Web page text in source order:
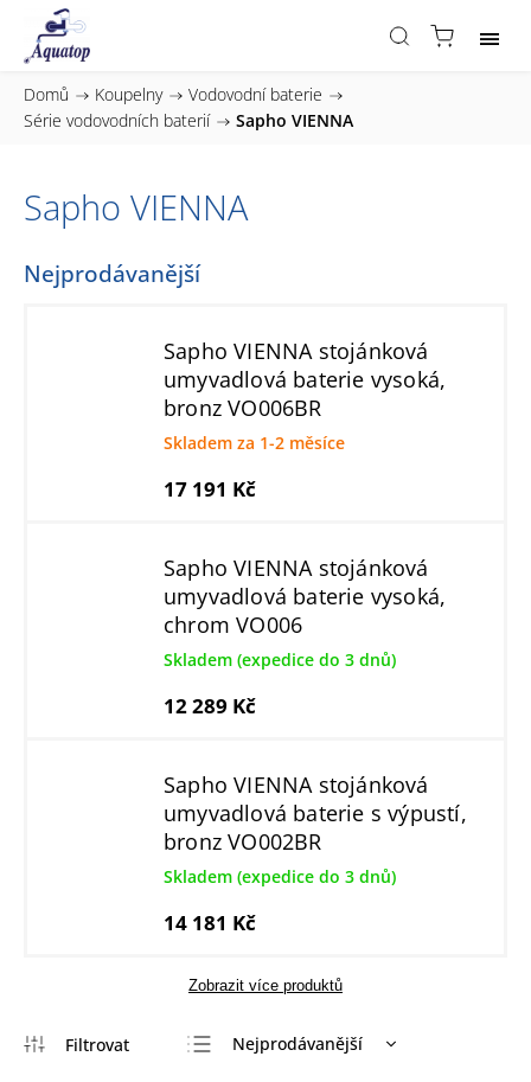
Domů / Koupelny / Vodovodní baterie /
Série vodovodních baterií / Sapho VIENNA
Sapho VIENNA
Nejprodávanější
Sapho VIENNA stojánková
umyvadlová baterie vysoká,
bronz VO006BR
Skladem za 1-2 měsíce
17 191 Kč
Sapho VIENNA stojánková
umyvadlová baterie vysoká,
chrom VO006
Skladem (expedice do 3 dnů)
12 289 Kč
Sapho VIENNA stojánková
umyvadlová baterie s výpustí,
bronz VO002BR
Skladem (expedice do 3 dnů)
14 181 Kč
Zobrazit více produktů
Nejprodávanější